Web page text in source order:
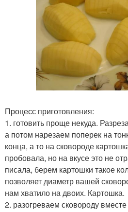
Процесс приготовления:
1. готовить проще некуда.
а потом нарезаем поперек на
конца, а то на сковороде
пробовала, но на вкусе это не
писала, берем картошки такое
позволяет диаметр вашей
нам хватило на двоих. Картошка.
2. разогреваем сковороду